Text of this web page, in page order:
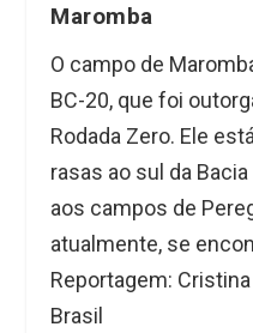
Maromba
O campo de
BC-20, que foi
Rodada Zero. Ele
rasas ao sul da
aos campos de
atualmente, se
Reportagem:
Brasil